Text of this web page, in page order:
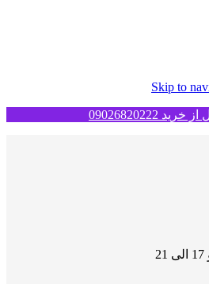
Skip to
09026820222